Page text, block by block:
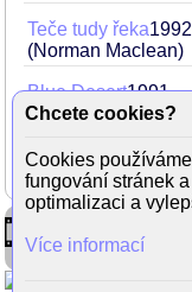
Teče tudy řeka1992
(Norman Maclean)
Blue Desert1991
Chcete cookies?
Cookies
fungování stránek
optimalizaci a
Více informací